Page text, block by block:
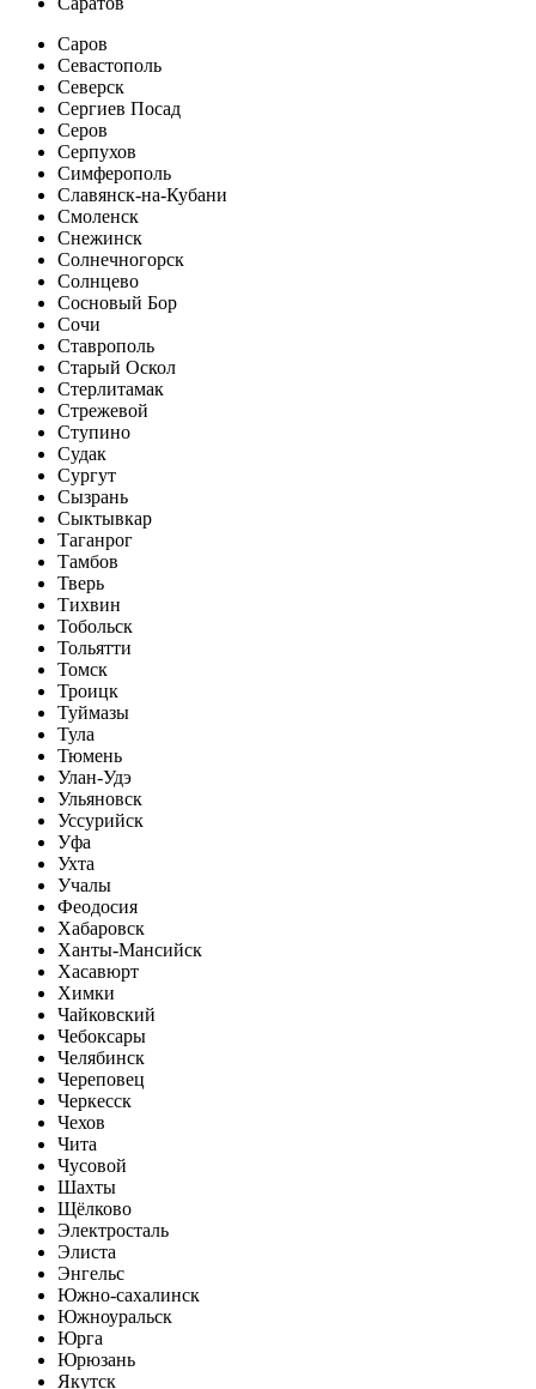
Саров
Севастополь
Северск
Сергиев Посад
Серов
Серпухов
Симферополь
Славянск-на-Кубани
Смоленск
Снежинск
Солнечногорск
Солнцево
Сосновый Бор
Сочи
Ставрополь
Старый Оскол
Стерлитамак
Стрежевой
Ступино
Судак
Сургут
Сызрань
Сыктывкар
Таганрог
Тамбов
Тверь
Тихвин
Тобольск
Тольятти
Томск
Троицк
Туймазы
Тула
Тюмень
Улан-Удэ
Ульяновск
Уссурийск
Уфа
Ухта
Учалы
Феодосия
Хабаровск
Ханты-Мансийск
Хасавюрт
Химки
Чайковский
Чебоксары
Челябинск
Череповец
Черкесск
Чехов
Чита
Чусовой
Шахты
Щёлково
Электросталь
Элиста
Энгельс
Южно-сахалинск
Южноуральск
Юрга
Юрюзань
Якутск